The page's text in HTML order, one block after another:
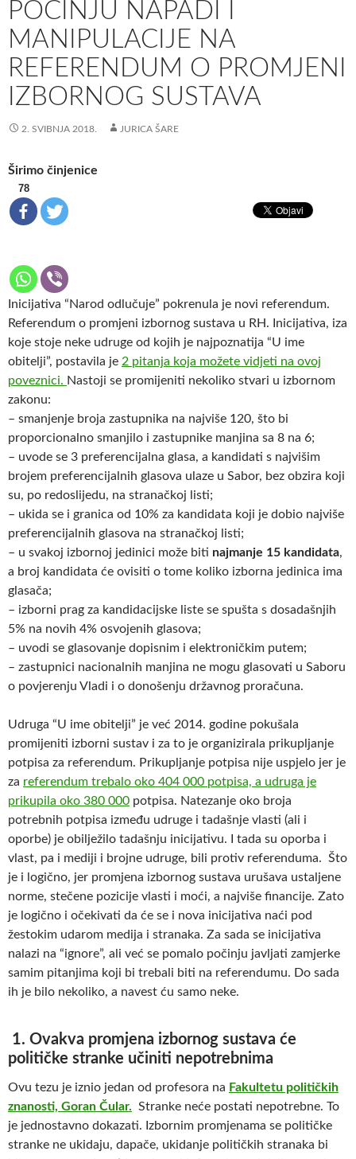
POČINJU NAPADI I
MANIPULACIJE NA
REFERENDUM O PROMJENI
IZBORNOG SUSTAVA
2. SVIBNJA 2018. JURICA ŠARE
Širimo činjenice
78
Inicijativa “Narod odlučuje” pokrenula je novi referendum.
Referendum o promjeni izbornog sustava u RH. Inicijativa, iza
koje stoje neke udruge od kojih je najpoznatija “U ime
obitelji”, postavila je 2 pitanja koja možete vidjeti na ovoj
poveznici. Nastoji se promijeniti nekoliko stvari u izbornom
zakonu:
– smanjenje broja zastupnika na najviše 120, što bi
proporcionalno smanjilo i zastupnike manjina sa 8 na 6;
– uvode se 3 preferencijalna glasa, a kandidati s najvišim
brojem preferencijalnih glasova ulaze u Sabor, bez obzira koji
su, po redoslijedu, na stranačkoj listi;
– ukida se i granica od 10% za kandidata koji je dobio najviše
preferencijalnih glasova na stranačkoj listi;
– u svakoj izbornoj jedinici može biti najmanje 15 kandidata,
a broj kandidata će ovisiti o tome koliko izborna jedinica ima
glasača;
– izborni prag za kandidacijske liste se spušta s dosadašnjih
5% na novih 4% osvojenih glasova;
– uvodi se glasovanje dopisnim i elektroničkim putem;
– zastupnici nacionalnih manjina ne mogu glasovati u Saboru
o povjerenju Vladi i o donošenju državnog proračuna.
Udruga “U ime obitelji” je već 2014. godine pokušala
promijeniti izborni sustav i za to je organizirala prikupljanje
potpisa za referendum. Prikupljanje potpisa nije uspjelo jer je
za referendum trebalo oko 404 000 potpisa, a udruga je
prikupila oko 380 000 potpisa. Natezanje oko broja
potrebnih potpisa između udruge i tadašnje vlasti (ali i
oporbe) je obilježilo tadašnju inicijativu. I tada su oporba i
vlast, pa i mediji i brojne udruge, bili protiv referenduma. Što
je i logično, jer promjena izbornog sustava urušava ustaljene
norme, stečene pozicije vlasti i moći, a najviše financije. Zato
je logično i očekivati da će se i nova inicijativa naći pod
žestokim udarom medija i stranaka. Za sada se inicijativa
nalazi na “ignore”, ali već se pomalo počinju javljati zamjerke
samim pitanjima koji bi trebali biti na referendumu. Do sada
ih je bilo nekoliko, a navest ću samo neke.
1. Ovakva promjena izbornog sustava će
političke stranke učiniti nepotrebnima
Ovu tezu je iznio jedan od profesora na Fakultetu političkih
znanosti, Goran Čular. Stranke neće postati nepotrebne. To
je jednostavno dokazati. Izbornim promjenama se političke
stranke ne ukidaju, dapače, ukidanje političkih stranaka bi